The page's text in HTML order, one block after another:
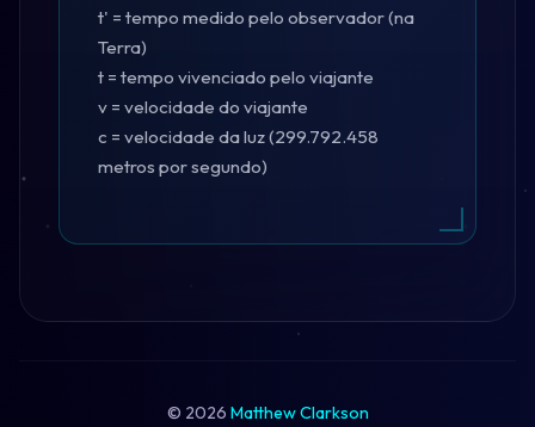
t' = tempo medido pelo observador (na
Terra)
t = tempo vivenciado pelo viajante
v = velocidade do viajante
c = velocidade da luz (299.792.458
metros por segundo)
© 2026 Matthew Clarkson